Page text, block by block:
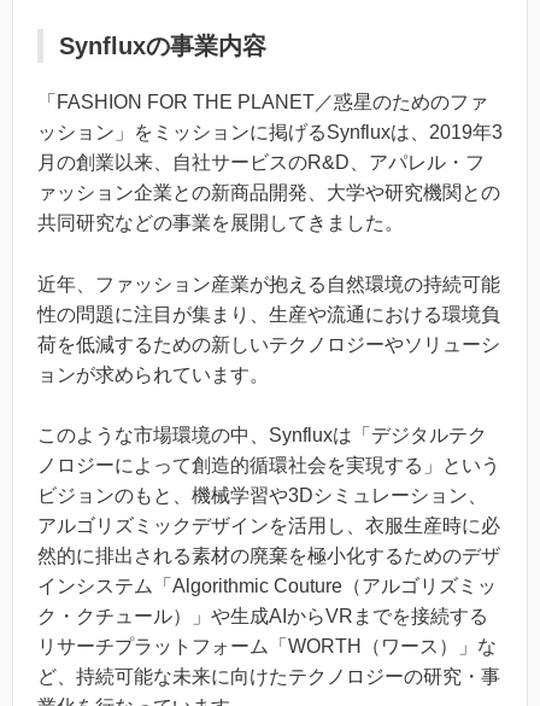
Synfluxの事業内容
「FASHION FOR THE PLANET／惑星のためのファ
ッション」をミッションに掲げるSynfluxは、2019年3
月の創業以来、自社サービスのR&D、アパレル・フ
ァッション企業との新商品開発、大学や研究機関との
共同研究などの事業を展開してきました。
近年、ファッション産業が抱える自然環境の持続可能
性の問題に注目が集まり、生産や流通における環境負
荷を低減するための新しいテクノロジーやソリューシ
ョンが求められています。
このような市場環境の中、Synfluxは「デジタルテク
ノロジーによって創造的循環社会を実現する」という
ビジョンのもと、機械学習や3Dシミュレーション、
アルゴリズミックデザインを活用し、衣服生産時に必
然的に排出される素材の廃棄を極小化するためのデザ
インシステム「Algorithmic Couture（アルゴリズミッ
ク・クチュール）」や生成AIからVRまでを接続する
リサーチプラットフォーム「WORTH（ワース）」な
ど、持続可能な未来に向けたテクノロジーの研究・事